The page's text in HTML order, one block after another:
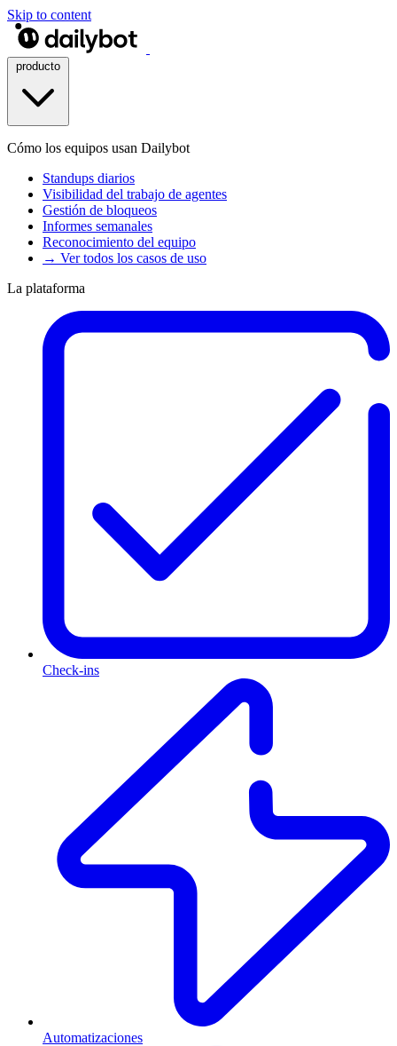
Skip to content
Cómo los equipos usan Dailybot
Standups diarios
Visibilidad del trabajo de agentes
Gestión de bloqueos
Informes semanales
Reconocimiento del equipo
→ Ver todos los casos de uso
La plataforma
Check-ins
Automatizaciones